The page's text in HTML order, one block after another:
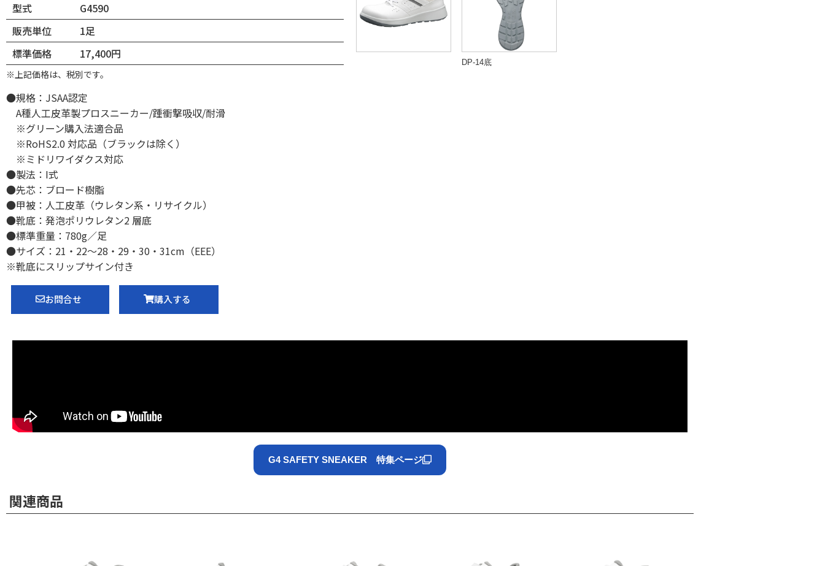
型式
G4590
販売単位
1足
標準価格
17,400円
※上記価格は、税別です。
●規格：JSAA認定
A種人工皮革製プロスニーカー/踵衝撃吸収/耐滑
※グリーン購入法適合品
※RoHS2.0 対応品（ブラックは除く）
※ミドリワイダクス対応
●製法：I式
●先芯：ブロード樹脂
●甲被：人工皮革（ウレタン系・リサイクル）
●靴底：発泡ポリウレタン2 層底
●標準重量：780g／足
●サイズ：21・22〜28・29・30・31cm（EEE）
※靴底にスリップサイン付き
お問合せ 購入する
DP-14底
G4 SAFETY SNEAKER 特集ページ
関連商品